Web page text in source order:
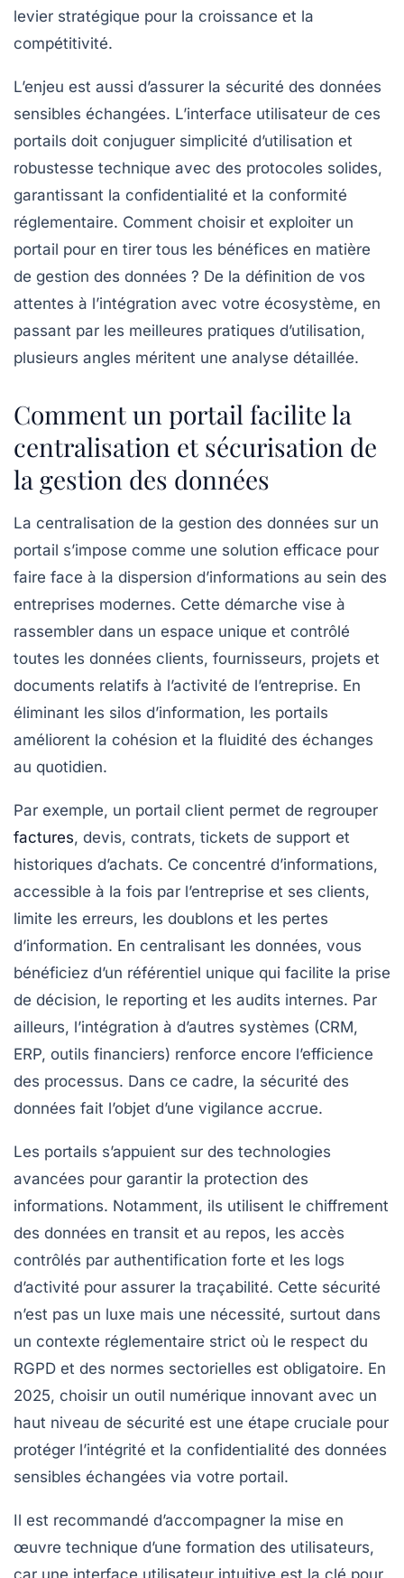
levier stratégique pour la croissance et la
compétitivité.
L’enjeu est aussi d’assurer la sécurité des données
sensibles échangées. L’interface utilisateur de ces
portails doit conjuguer simplicité d’utilisation et
robustesse technique avec des protocoles solides,
garantissant la confidentialité et la conformité
réglementaire. Comment choisir et exploiter un
portail pour en tirer tous les bénéfices en matière
de gestion des données ? De la définition de vos
attentes à l’intégration avec votre écosystème, en
passant par les meilleures pratiques d’utilisation,
plusieurs angles méritent une analyse détaillée.
Comment un portail facilite la
centralisation et sécurisation de
la gestion des données
La centralisation de la gestion des données sur un
portail s’impose comme une solution efficace pour
faire face à la dispersion d’informations au sein des
entreprises modernes. Cette démarche vise à
rassembler dans un espace unique et contrôlé
toutes les données clients, fournisseurs, projets et
documents relatifs à l’activité de l’entreprise. En
éliminant les silos d’information, les portails
améliorent la cohésion et la fluidité des échanges
au quotidien.
Par exemple, un portail client permet de regrouper
factures, devis, contrats, tickets de support et
historiques d’achats. Ce concentré d’informations,
accessible à la fois par l’entreprise et ses clients,
limite les erreurs, les doublons et les pertes
d’information. En centralisant les données, vous
bénéficiez d’un référentiel unique qui facilite la prise
de décision, le reporting et les audits internes. Par
ailleurs, l’intégration à d’autres systèmes (CRM,
ERP, outils financiers) renforce encore l’efficience
des processus. Dans ce cadre, la sécurité des
données fait l’objet d’une vigilance accrue.
Les portails s’appuient sur des technologies
avancées pour garantir la protection des
informations. Notamment, ils utilisent le chiffrement
des données en transit et au repos, les accès
contrôlés par authentification forte et les logs
d’activité pour assurer la traçabilité. Cette sécurité
n’est pas un luxe mais une nécessité, surtout dans
un contexte réglementaire strict où le respect du
RGPD et des normes sectorielles est obligatoire. En
2025, choisir un outil numérique innovant avec un
haut niveau de sécurité est une étape cruciale pour
protéger l’intégrité et la confidentialité des données
sensibles échangées via votre portail.
Il est recommandé d’accompagner la mise en
œuvre technique d’une formation des utilisateurs,